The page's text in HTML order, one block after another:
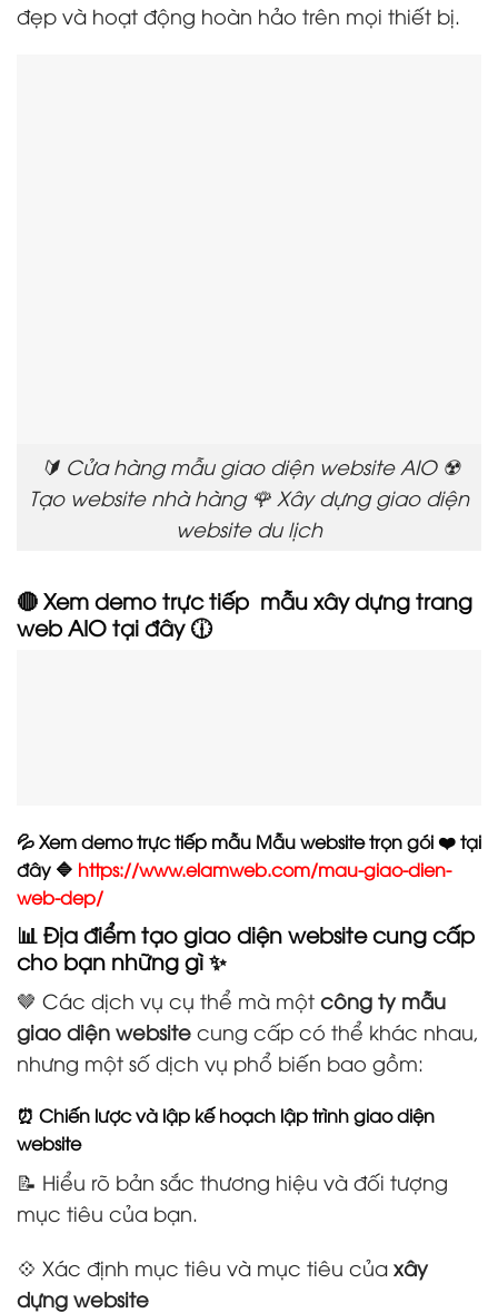
đẹp và hoạt động hoàn hảo trên mọi thiết bị.
🔰 Cửa hàng mẫu giao diện website AIO ☢️
Tạo website nhà hàng 🌹 Xây dựng giao diện
website du lịch
🔴 Xem demo trực tiếp mẫu xây dựng trang
web AIO tại đây 🕧
💦 Xem demo trực tiếp mẫu Mẫu website trọn gói ❤️ tại
đây 🔷 https://www.elamweb.com/mau-giao-dien-
web-dep/
📊 Địa điểm tạo giao diện website cung cấp
cho bạn những gì ✨
🤎 Các dịch vụ cụ thể mà một công ty mẫu
giao diện website cung cấp có thể khác nhau,
nhưng một số dịch vụ phổ biến bao gồm:
⏰ Chiến lược và lập kế hoạch lập trình giao diện
website
📝 Hiểu rõ bản sắc thương hiệu và đối tượng
mục tiêu của bạn.
💠 Xác định mục tiêu và mục tiêu của xây
dựng website